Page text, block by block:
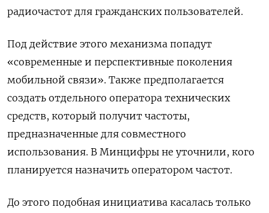
радиочастот для гражданских пользователей.
Под действие этого механизма попадут
«современные и перспективные поколения
мобильной связи». Также предполагается
создать отдельного оператора технических
средств, который получит частоты,
предназначенные для совместного
использования. В Минцифры не уточнили, кого
планируется назначить оператором частот.
До этого подобная инициатива касалась только